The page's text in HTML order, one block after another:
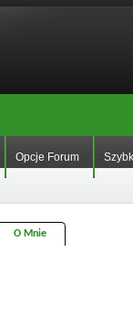
Opcje Forum
O Mnie